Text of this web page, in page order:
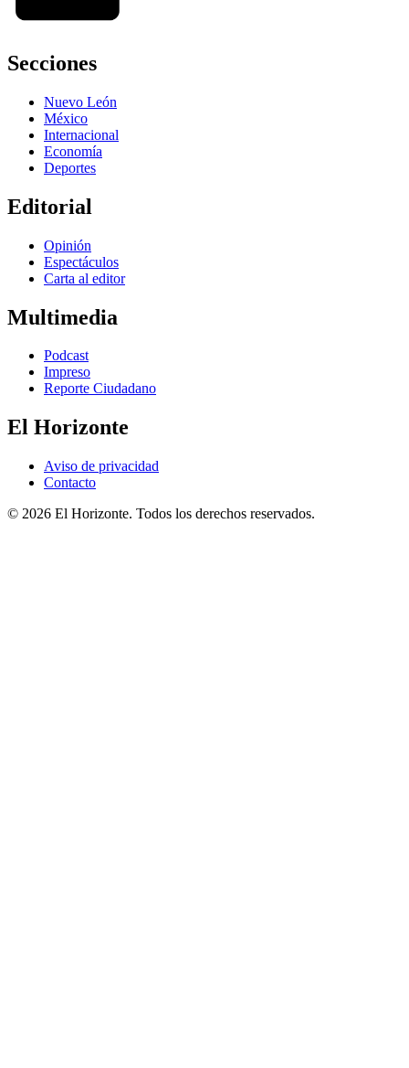
Secciones
Nuevo León
México
Internacional
Economía
Deportes
Editorial
Opinión
Espectáculos
Carta al editor
Multimedia
Podcast
Impreso
Reporte Ciudadano
El Horizonte
Aviso de privacidad
Contacto
© 2026 El Horizonte. Todos los derechos reservados.